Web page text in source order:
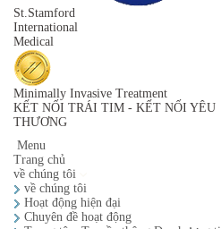
St.Stamford
International
Medical
Minimally Invasive Treatment
KẾT NỐI TRÁI TIM - KẾT NỐI YÊU
THƯƠNG
Menu
Trang chủ
về chúng tôi
về chúng tôi
Hoạt động hiện đại
Chuyên đề hoạt động